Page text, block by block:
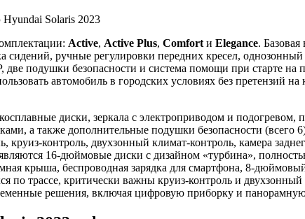
Active, Active Plus, Comfort и Elegance. Базовая
сидений, ручные регулировки передних кресел,
подушки безопасности и система помощи при старте
автомобиль в городских условиях без
диски, зеркала с электроприводом и
а также дополнительные подушки безопасности (всего
контроль, двухзонный климат-контроль, камера
16-дюймовые диски с дизайном «турбина»,
крыша, беспроводная зарядка для смартфона, 8-
по трассе, критически важны круиз-контроль и
решения, включая цифровую приборку и